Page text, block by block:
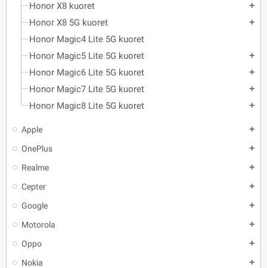
Honor X8 kuoret add
Honor X8 5G kuoret add
Honor Magic4 Lite 5G kuoret
Honor Magic5 Lite 5G kuoret
add
Honor Magic6 Lite 5G kuoret add
Honor Magic7 Lite 5G kuoret add
Honor Magic8 Lite 5G kuoret add
Apple add
OnePlus add
Realme add
Cepter add
Google add
Motorola add
Oppo add
Nokia add